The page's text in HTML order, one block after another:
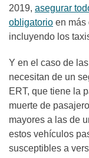
2019, asegurar
obligatorio en más
incluyendo los
Y en el caso de
necesitan de un
ERT, que tiene la
muerte de
mayores a las de
estos vehículos
susceptibles a